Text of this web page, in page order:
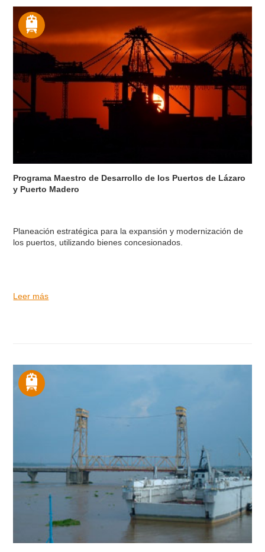
Programa Maestro de Desarrollo de los Puertos de Lázaro
y Puerto Madero
Planeación estratégica para la expansión y modernización de
los puertos, utilizando bienes concesionados.
Leer más